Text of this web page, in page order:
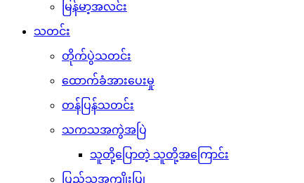
မြန်မာ့အလင်း
သတင်း
တိုက်ပွဲသတင်း
ထောက်ခံအားပေးမှု
တန်ပြန်သတင်း
သကသအကွဲအပြဲ
သူတို့ပြောတဲ့ သူတို့အကြောင်း
ပြည်သူ့အကျိုးပြု